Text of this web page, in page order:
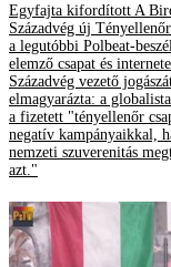
Egyfajta kifordított A
Századvég új
a legutóbbi Polbeat-
elemző csapat és
Századvég vezető
elmagyarázta: a
a fizetett "tényellenőr
negatív kampányaikkal,
nemzeti szuverenitás
azt."